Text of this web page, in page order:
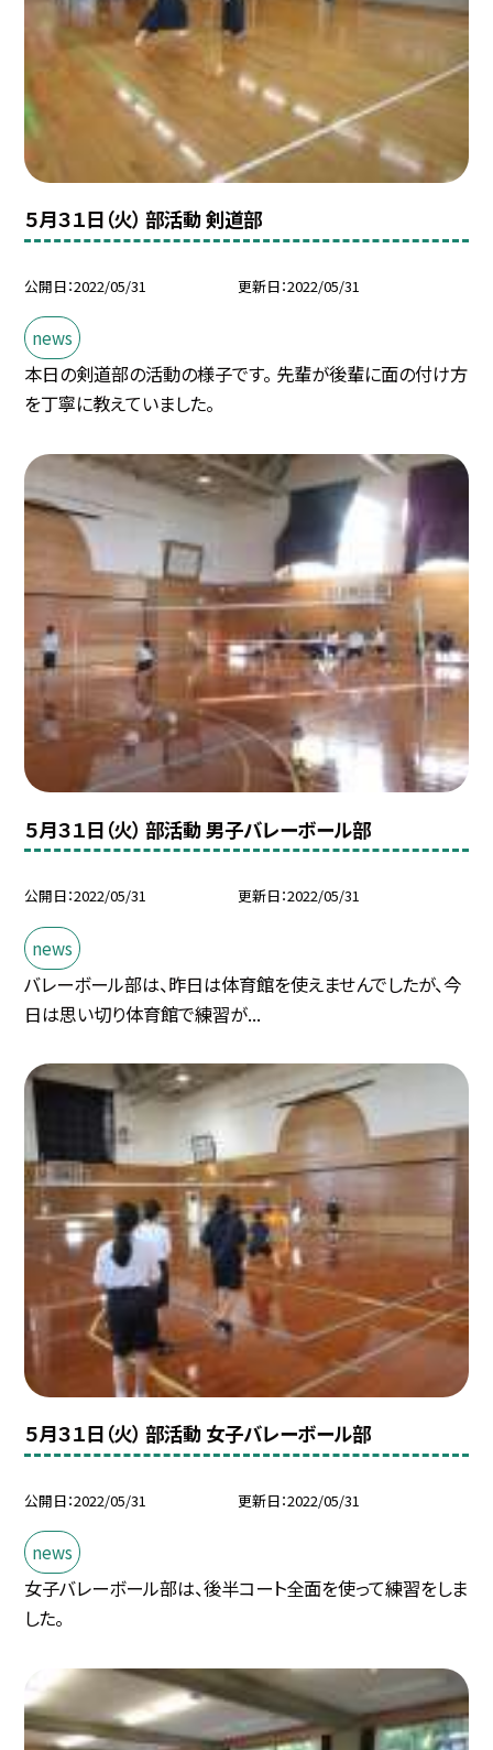
５月３１日（火） 部活動 剣道部
公開日 2022/05/31 更新日 2022/05/31
news
本日の剣道部の活動の様子です。 先輩が後輩に面の付け方
を丁寧に教えていました。
５月３１日（火） 部活動 男子バレーボール部
公開日 2022/05/31 更新日 2022/05/31
news
バレーボール部は、昨日は体育館を使えませんでしたが、今
日は思い切り体育館で練習が...
５月３１日（火） 部活動 女子バレーボール部
公開日 2022/05/31 更新日 2022/05/31
news
女子バレーボール部は、後半コート全面を使って練習をしま
した。